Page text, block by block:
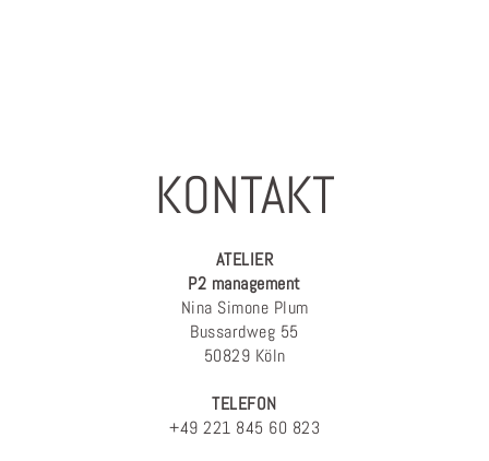
KONTAKT
ATELIER
P2 management
Nina Simone Plum
Bussardweg 55
50829 Köln
TELEFON
+49 221 845 60 823